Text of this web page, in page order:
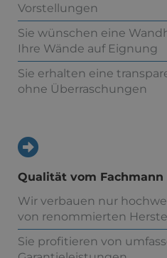
Vorstellungen
Sie wünschen eine
Ihre Wände auf Eignung
Sie erhalten eine
ohne Überraschungen
Qualität vom Fachmann
Wir verbauen nur
von renommierten
Sie profitieren von